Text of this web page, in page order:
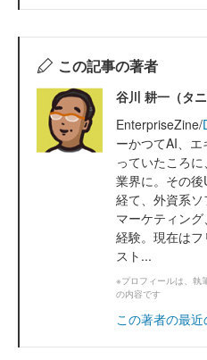
この記事の著者
谷川 耕一（タ
EnterpriseZine/
ーかつてAI、
っていたころ
業界に。その
経て、外資系
マーケティン
経験。現在は
スト...
※プロフィールは、執
の内容です
この著者の最